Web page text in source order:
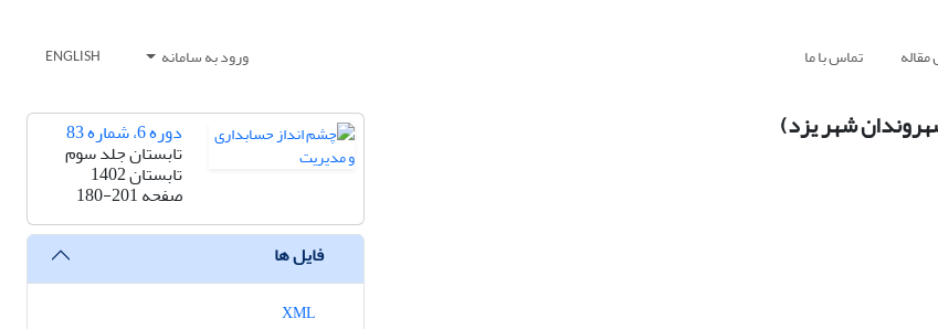
تماس با ما ورود به سامانه ENGLISH
شهر یزد) دوره 6، شماره 83
تابستان جلد سوم
تابستان 1402
صفحه180-201
فایل ها